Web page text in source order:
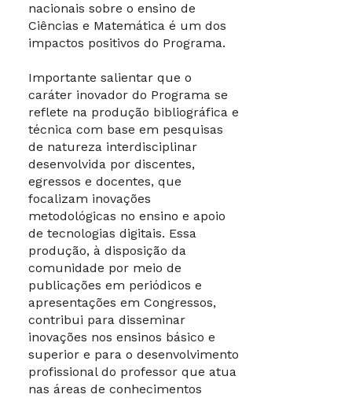
nacionais sobre o ensino de
Ciências e Matemática é um dos
impactos positivos do Programa.
Importante salientar que o
caráter inovador do Programa se
reflete na produção bibliográfica e
técnica com base em pesquisas
de natureza interdisciplinar
desenvolvida por discentes,
egressos e docentes, que
focalizam inovações
metodológicas no ensino e apoio
de tecnologias digitais. Essa
produção, à disposição da
comunidade por meio de
publicações em periódicos e
apresentações em Congressos,
contribui para disseminar
inovações nos ensinos básico e
superior e para o desenvolvimento
profissional do professor que atua
nas áreas de conhecimentos